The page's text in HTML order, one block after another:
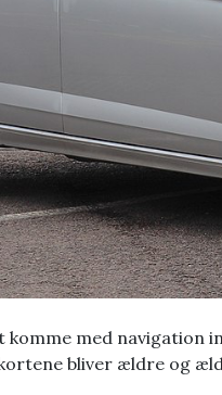
komme med navigation
bliver ældre og